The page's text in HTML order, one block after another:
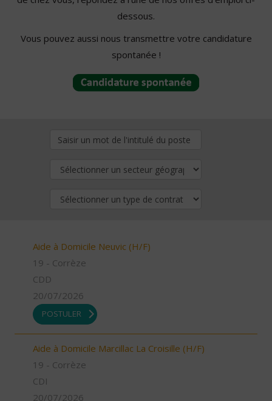
dessous.
Vous pouvez aussi nous transmettre votre candidature
spontanée !
Aide à Domicile Neuvic (H/F)
19 - Corrèze
CDD
20/07/2026
POSTULER
Aide à Domicile Marcillac La Croisille (H/F)
19 - Corrèze
CDI
20/07/2026